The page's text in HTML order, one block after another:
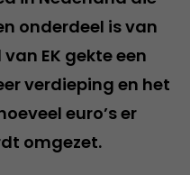
onderdeel is van
EK gekte een
verdieping en het
euro’s er
omgezet.